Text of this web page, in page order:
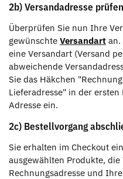
2b) Versandadresse
Überprüfen Sie nun Ihre
gewünschte Versandart an.
eine Versandart (Versand
abweichende
Sie das Häkchen
Lieferadresse" in der
Adresse ein.
2c) Bestellvorgang
Sie erhalten im Checkout
ausgewählten Produkte, die
Rechnungsadresse und